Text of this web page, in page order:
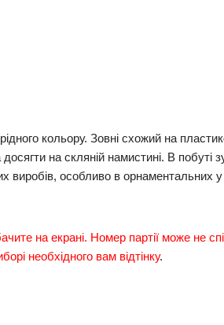
кольору. Зовні схожий на
на скляній намистині. В побуті
виробів, особливо в
на екрані. Номер партії може не
необхідного вам відтінку.